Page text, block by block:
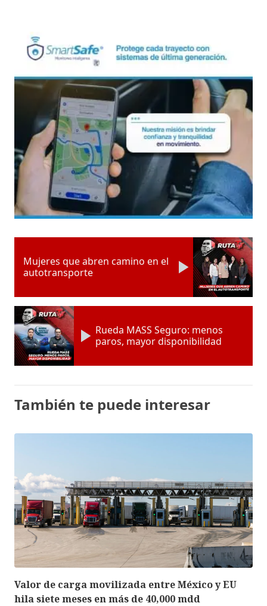
Mujeres que abren camino en el
autotransporte
Rueda MASS Seguro: menos
paros, mayor disponibilidad
También te puede interesar
Valor de carga movilizada entre México y EU
hila siete meses en más de 40,000 mdd